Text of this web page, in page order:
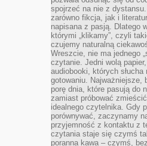
spojrzeć na nie z
zarówno fikcja, jak i
napisana z pasją. Dlatego
którymi „klikamy”, czyli
czujemy naturalną
Wreszcie, nie ma jednego
czytanie. Jedni wolą
audiobooki, których
gotowaniu. Najważniejsze,
porę dnia, które pasują do
zamiast próbować
idealnego czytelnika. Gdy
porównywać, zaczynamy
przyjemność z kontaktu z
czytania staje się czymś
poranna kawa – czymś,